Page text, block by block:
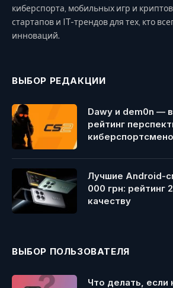
киберспорта, мобильных игр и
стартапов и IT-трендов для тех, кто
инноваций.
ВЫБОР РЕДАКЦИИ
Dawy и dem0n —
рейтинг
Лучшие Android-
000 грн: рейтинг
качеству
ВЫБОР ПОЛЬЗОВАТЕЛЯ
Что делать, если